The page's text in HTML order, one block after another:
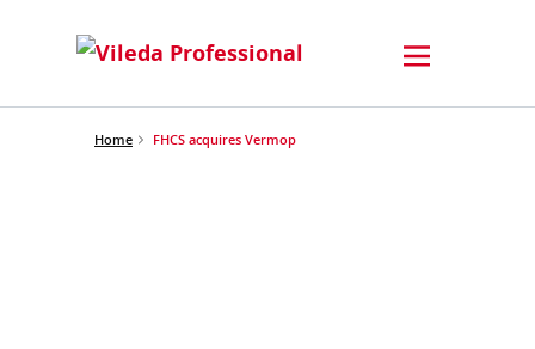
Home FHCS acquires Vermop